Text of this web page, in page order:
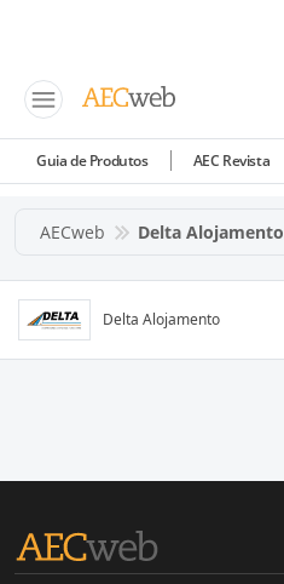
Guia de Produtos AEC Revista
AECweb Delta Alojamento
Delta Alojamento